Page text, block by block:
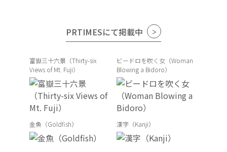
PRTIMESにて掲載中
富嶽三十六景（Thirty-six
Views of Mt. Fuji）
ビードロを吹く女（Woman
Blowing a Bidoro）
金魚（Goldfish） 漢字（Kanji）